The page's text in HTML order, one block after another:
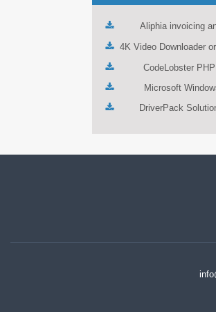
Aliphia invoicing
4K Video Downloader
CodeLobster
Microsoft
DriverPack